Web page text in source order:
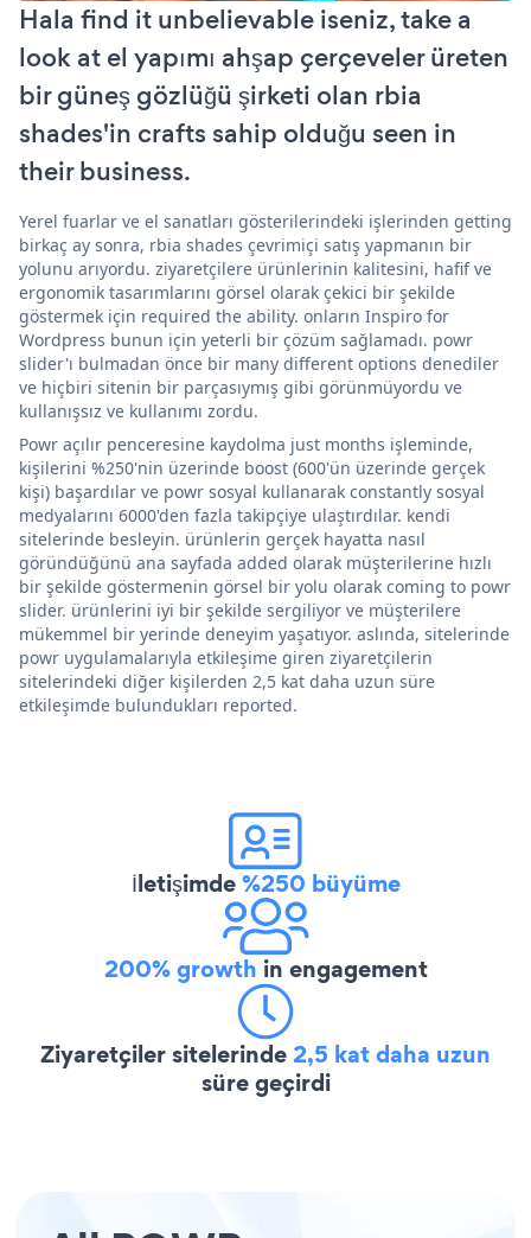
Hala find it unbelievable iseniz, take a
look at el yapımı ahşap çerçeveler üreten
bir güneş gözlüğü şirketi olan rbia
shades'in crafts sahip olduğu seen in
their business.
Yerel fuarlar ve el sanatları gösterilerindeki işlerinden getting
birkaç ay sonra, rbia shades çevrimiçi satış yapmanın bir
yolunu arıyordu. ziyaretçilere ürünlerinin kalitesini, hafif ve
ergonomik tasarımlarını görsel olarak çekici bir şekilde
göstermek için required the ability. onların Inspiro for
Wordpress bunun için yeterli bir çözüm sağlamadı. powr
slider'ı bulmadan önce bir many different options denediler
ve hiçbiri sitenin bir parçasıymış gibi görünmüyordu ve
kullanışsız ve kullanımı zordu.
Powr açılır penceresine kaydolma just months işleminde,
kişilerini %250'nin üzerinde boost (600'ün üzerinde gerçek
kişi) başardılar ve powr sosyal kullanarak constantly sosyal
medyalarını 6000'den fazla takipçiye ulaştırdılar. kendi
sitelerinde besleyin. ürünlerin gerçek hayatta nasıl
göründüğünü ana sayfada added olarak müşterilerine hızlı
bir şekilde göstermenin görsel bir yolu olarak coming to powr
slider. ürünlerini iyi bir şekilde sergiliyor ve müşterilere
mükemmel bir yerinde deneyim yaşatıyor. aslında, sitelerinde
powr uygulamalarıyla etkileşime giren ziyaretçilerin
sitelerindeki diğer kişilerden 2,5 kat daha uzun süre
etkileşimde bulundukları reported.
İletişimde%250 büyüme
200% growth in engagement
Ziyaretçiler sitelerinde2,5 kat daha uzun
süre geçirdi